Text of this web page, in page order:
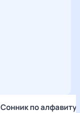
Сонник по алфавиту